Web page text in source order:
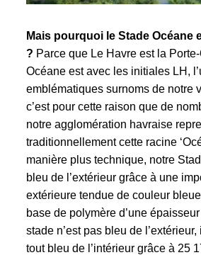
Mais pourquoi le Stade Océane
? Parce que Le Havre est la
Océane est avec les initiales LH,
emblématiques surnoms de notre
c’est pour cette raison que de
notre agglomération havraise
traditionnellement cette racine
manière plus technique, notre
bleu de l’extérieur grâce à une
extérieure tendue de couleur
base de polymère d’une
stade n’est pas bleu de
tout bleu de l’intérieur grâce à 25